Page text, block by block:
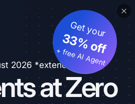
2026 *extended
at Zero
Get your
33% off
+ free AI Agent